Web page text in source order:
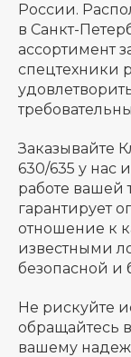
России.
в Санкт-
ассортимент
спецтехники
Заказывайте
630/635 у нас
работе
гарантирует
отношение к
известными
безопасной и
Не рискуйте
обращайтесь
вашему